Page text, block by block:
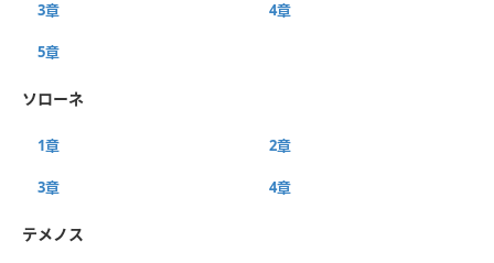
3章 4章
5章
ソローネ
1章 2章
3章 4章
テメノス